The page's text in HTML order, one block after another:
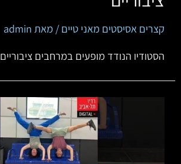
קצרים אסיסטים מאני טיים / מאת admin
הסטודיו הנודד מופעים במרחבים ציבוריים